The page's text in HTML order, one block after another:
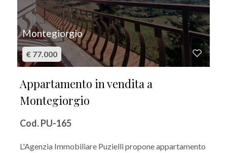
Montegiorgio
€ 77.000
Appartamento in vendita a
Montegiorgio
Cod. PU-165
L'Agenzia Immobiliare Puzielli propone appartamento